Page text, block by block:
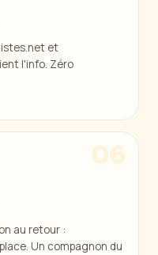
et
l'info. Zéro
06
au retour :
Un compagnon du